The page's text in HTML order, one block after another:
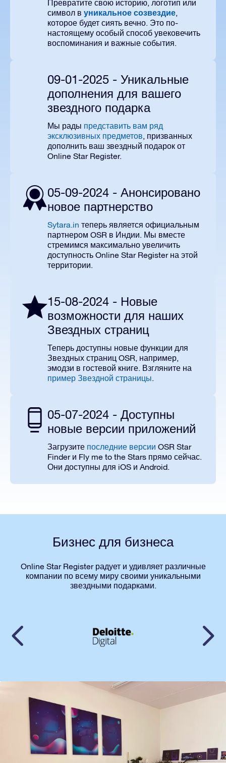
Превратите свою историю, логотип или
символ в уникальное созвездие,
которое будет сиять вечно. Это по-
настоящему особый способ увековечить
воспоминания и важные события.
09-01-2025 - Уникальные
дополнения для вашего
звездного подарка
Мы рады представить вам ряд
эксклюзивных предметов, призванных
дополнить ваш звездный подарок от
Online Star Register.
05-09-2024 - Анонсировано
новое партнерство
Sytara.in теперь является официальным
партнером OSR в Индии. Мы вместе
стремимся максимально увеличить
доступность Online Star Registerна этой
территории.
15-08-2024 - Новые
возможности для наших
Звездных страниц
Теперь доступны новые функции для
Звездных страниц OSR, например,
эмодзи в гостевой книге. Взгляните на
пример Звездной страницы.
05-07-2024 - Доступны
новые версии приложений
Загрузите последние версии OSR Star
Finder и Fly me to the Stars прямо сейчас.
Они доступны для iOS и Android.
Бизнес для бизнеса
Online Star Register радует и удивляет различные
компании по всему миру своими уникальными
звездными подарками.